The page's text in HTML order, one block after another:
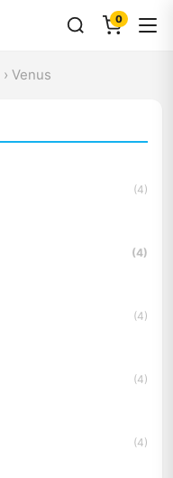
0
› Venus
(4)
(4)
(4)
(4)
(4)